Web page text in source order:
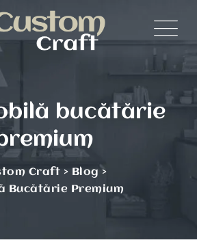
bucătărie
Craft > Blog >
Bucătărie Premium